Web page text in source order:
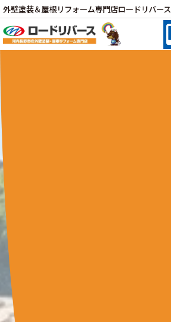
外壁塗装＆屋根リフォーム専門店ロードリバース